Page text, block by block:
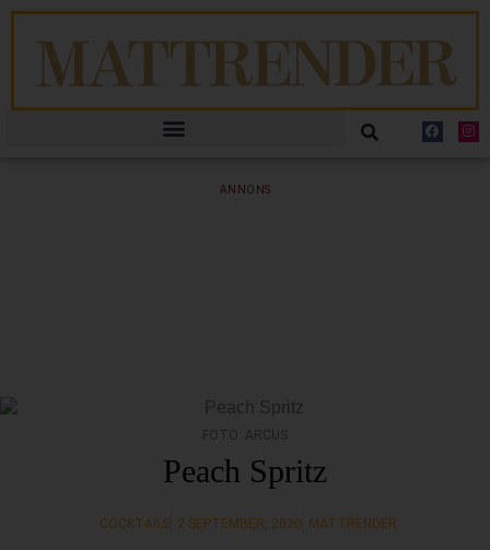
ANNONS
FOTO: ARCUS
Peach Spritz
COCKTAILS 2 SEPTEMBER, 2020 MATTRENDER